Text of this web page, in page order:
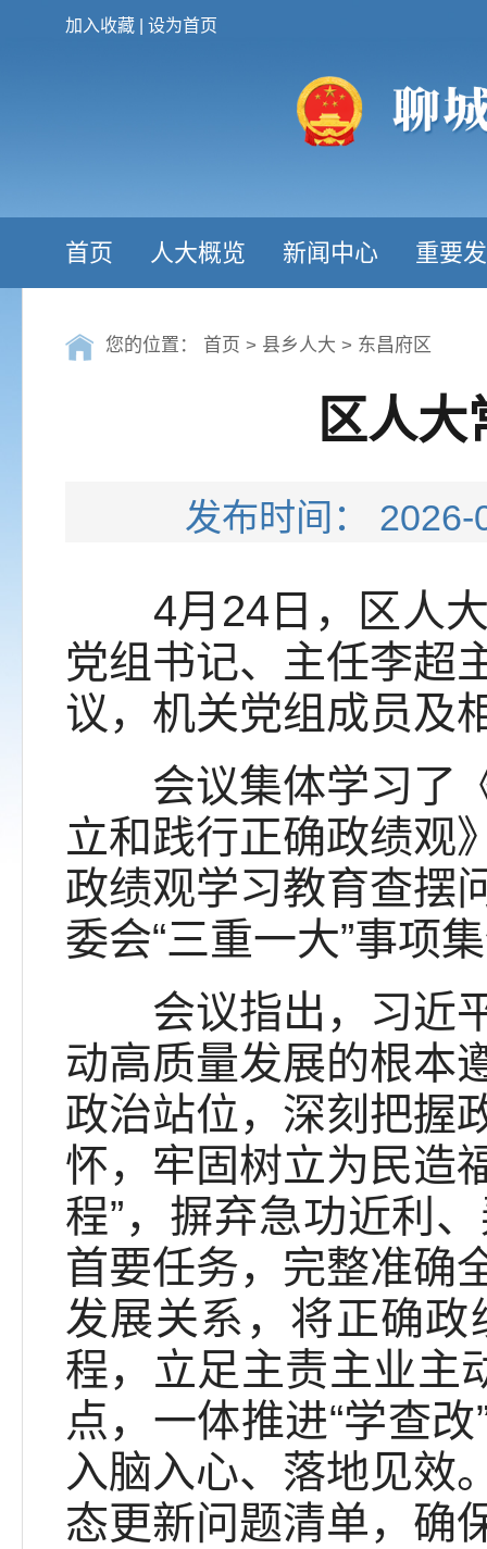
加入收藏 设为首页
首页 人大概览 新闻中心 重要
您的位置： 首页 > 县乡人大 > 东昌府区
区人
发布时间：
4月24日，区人大
党组书记、主任李超
议，机关党组成员及
会议集体学习了《
立和践行正确政绩观
政绩观学习教育查摆
委会“三重一大”事项
会议指出，习近平
动高质量发展的根本
政治站位，深刻把握
怀，牢固树立为民造
程”，摒弃急功近利
首要任务，完整准确
发展关系，将正确
程，立足主责主业主
点，一体推进“学查
入脑入心、落地见效
态更新问题清单，确